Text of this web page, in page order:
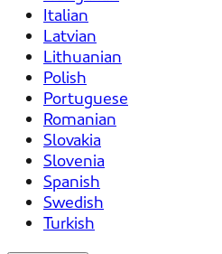
Italian
Latvian
Lithuanian
Polish
Portuguese
Romanian
Slovakia
Slovenia
Spanish
Swedish
Turkish